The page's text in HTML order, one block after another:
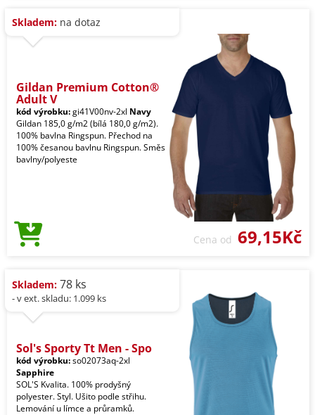
Skladem: na dotaz
Gildan Premium Cotton®
Adult V
kód výrobku:gi41V00nv-2xl Navy
Gildan 185,0 g/m2 (bílá 180,0 g/m2).
100% bavlna Ringspun. Přechod na
100% česanou bavlnu Ringspun. Směs
bavlny/polyeste
Cena od 69,15Kč
Skladem: 78 ks
- v ext. skladu: 1.099 ks
Sol's Sporty Tt Men - Spo
kód výrobku:so02073aq-2xl
Sapphire
SOL'S Kvalita. 100% prodyšný
polyester. Styl. Ušito podle střihu.
Lemování u límce a průramků.